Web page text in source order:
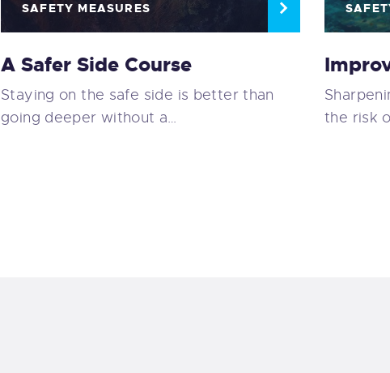
SAFETY MEASURES
A Safer Side Course
Staying on the safe side is better than
going deeper without a…
the risk